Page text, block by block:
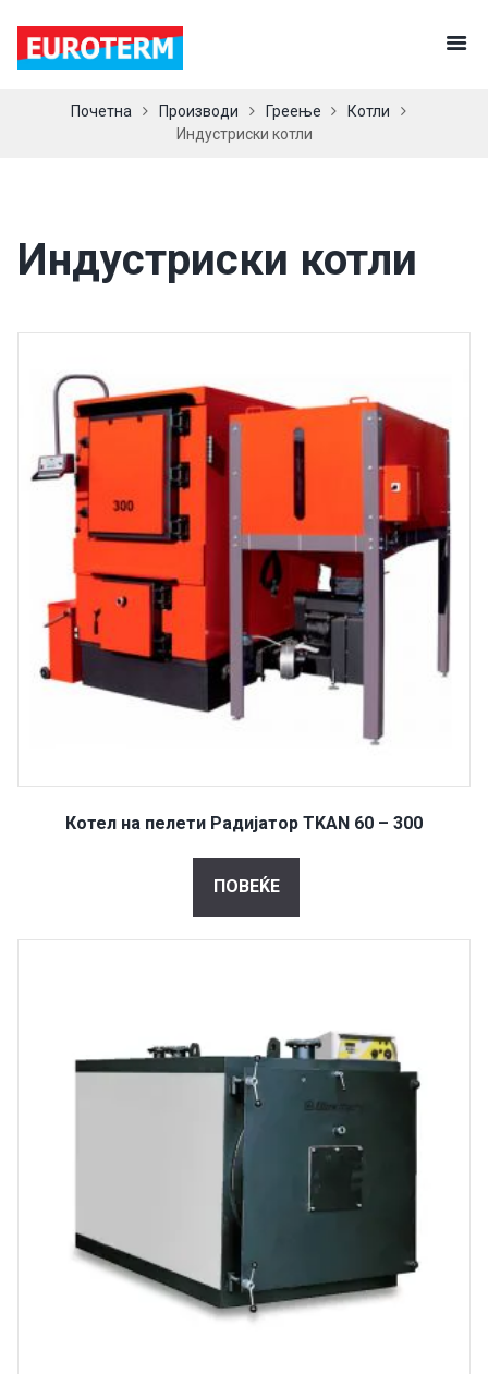
Почетна Производи Греење
Котли
Индустриски котли
Индустриски котли
Котел на пелети Радијатор TKAN 60 – 300
ПОВЕЌЕ